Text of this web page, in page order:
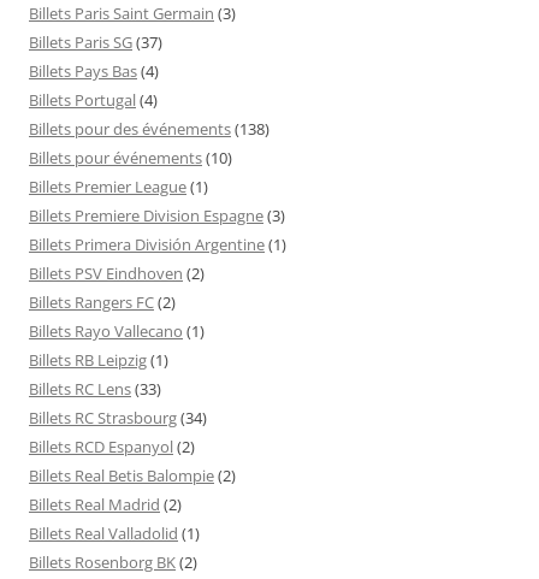
Billets Paris Saint Germain (3)
Billets Paris SG(37)
Billets Pays Bas(4)
Billets Portugal(4)
Billets pour des événements(138)
Billets pour événements(10)
Billets Premier League(1)
Billets Premiere Division Espagne(3)
Billets Primera División Argentine(1)
Billets PSV Eindhoven (2)
Billets Rangers FC(2)
Billets Rayo Vallecano (1)
Billets RB Leipzig(1)
Billets RC Lens(33)
Billets RC Strasbourg(34)
Billets RCD Espanyol(2)
Billets Real Betis Balompie(2)
Billets Real Madrid (2)
Billets Real Valladolid (1)
Billets Rosenborg BK(2)